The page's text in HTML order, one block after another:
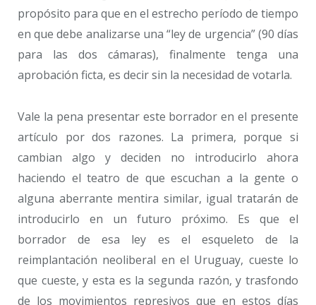
propósito para que en el estrecho período de tiempo
en que debe analizarse una “ley de urgencia” (90 días
para las dos cámaras), finalmente tenga una
aprobación ficta, es decir sin la necesidad de votarla.
Vale la pena presentar este borrador en el presente
artículo por dos razones. La primera, porque si
cambian algo y deciden no introducirlo ahora
haciendo el teatro de que escuchan a la gente o
alguna aberrante mentira similar, igual tratarán de
introducirlo en un futuro próximo. Es que el
borrador de esa ley es el esqueleto de la
reimplantación neoliberal en el Uruguay, cueste lo
que cueste, y esta es la segunda razón, y trasfondo
de los movimientos represivos que en estos días